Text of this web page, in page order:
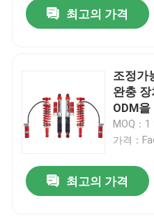
최고의 가격
조정가
완충
ODM
MOQ：
가격：
최고의 가격